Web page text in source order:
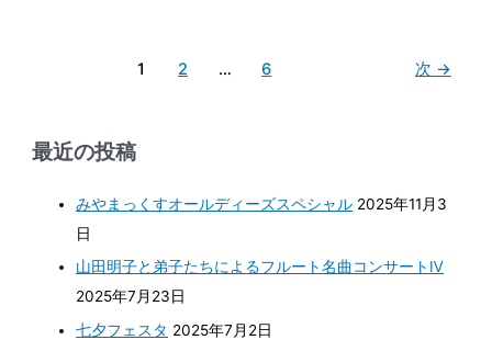
1 2 … 6 次 →
最近の投稿
みやまっくすオールディーズスペシャル 2025年11月3
日
山田明子と弟子たちによるフルート名曲コンサートⅣ
2025年7月23日
七夕フェスタ 2025年7月2日